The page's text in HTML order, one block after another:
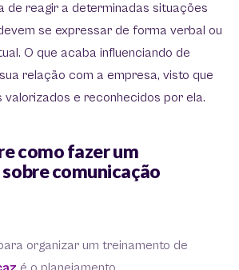
de reagir a determinadas situações
se expressar de forma verbal ou
O que acaba influenciando de
relação com a empresa, visto que
valorizados e reconhecidos por ela.
como fazer um
comunicação
organizar um treinamento de